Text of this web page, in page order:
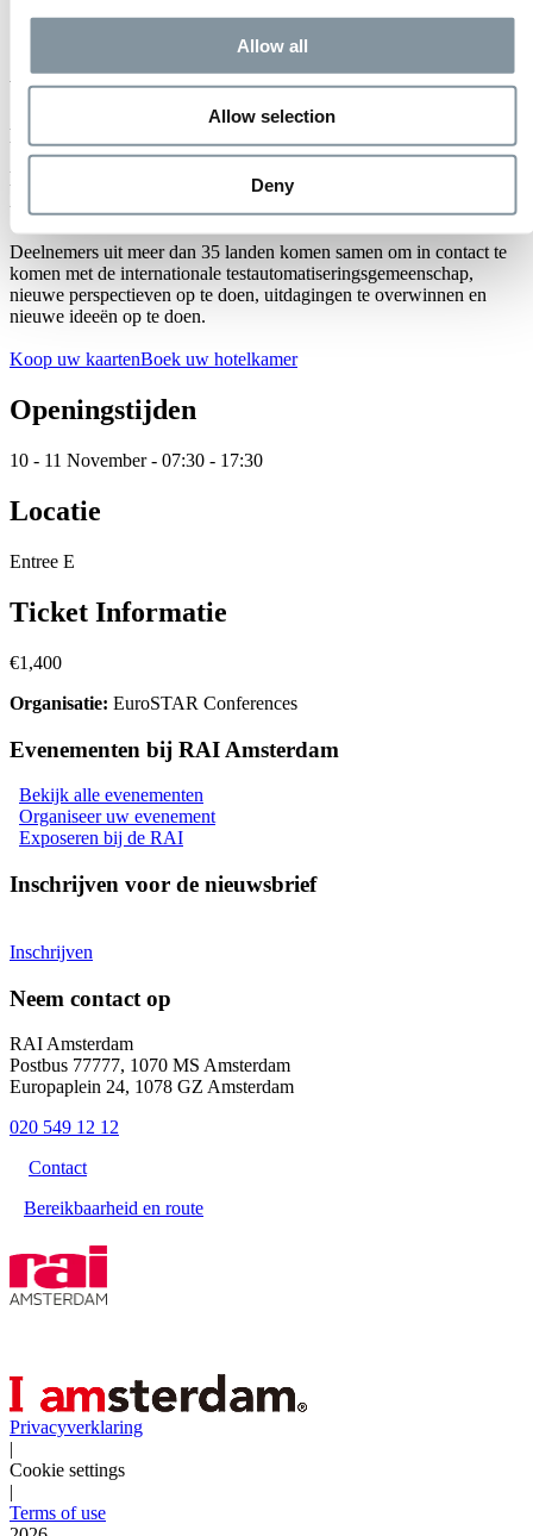
Allow all
Allow selection
Deny
10 t/m 11 november 2025
AutomationSTAR
AutomationSTAR is een tweedaagse conferentie over
testautomatisering. In 2025 vindt het evenement plaats in de RAI
testautomatiseringsingenieurs, ontwikkelaars, QA-specialisten en
testers die willen automatiseren.
Deelnemers uit meer dan 35 landen komen samen om in contact te
komen met de internationale testautomatiseringsgemeenschap,
nieuwe perspectieven op te doen, uitdagingen te overwinnen en
nieuwe ideeën op te doen.
Koop uw kaartenBoek uw hotelkamer
Openingstijden
10 - 11 November - 07:30 - 17:30
Locatie
Entree E
Ticket Informatie
€1,400
Organisatie: EuroSTAR Conferences
Evenementen bij RAI Amsterdam
Bekijk alle evenementen
Organiseer uw evenement
Exposeren bij de RAI
Inschrijven voor de nieuwsbrief
Inschrijven
Neem contact op
RAI Amsterdam
Postbus 77777, 1070 MS Amsterdam
Europaplein 24, 1078 GZ Amsterdam
020 549 12 12
Contact
Bereikbaarheid en route
Privacyverklaring
|
Cookie settings
|
Terms of use